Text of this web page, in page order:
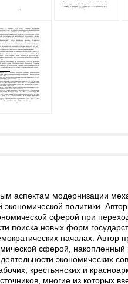
аспектам модернизации
политики.
сферой при
поиска новых форм
началах. Автор
сферой, накопленный
экономических
крестьянских и
многие из которых